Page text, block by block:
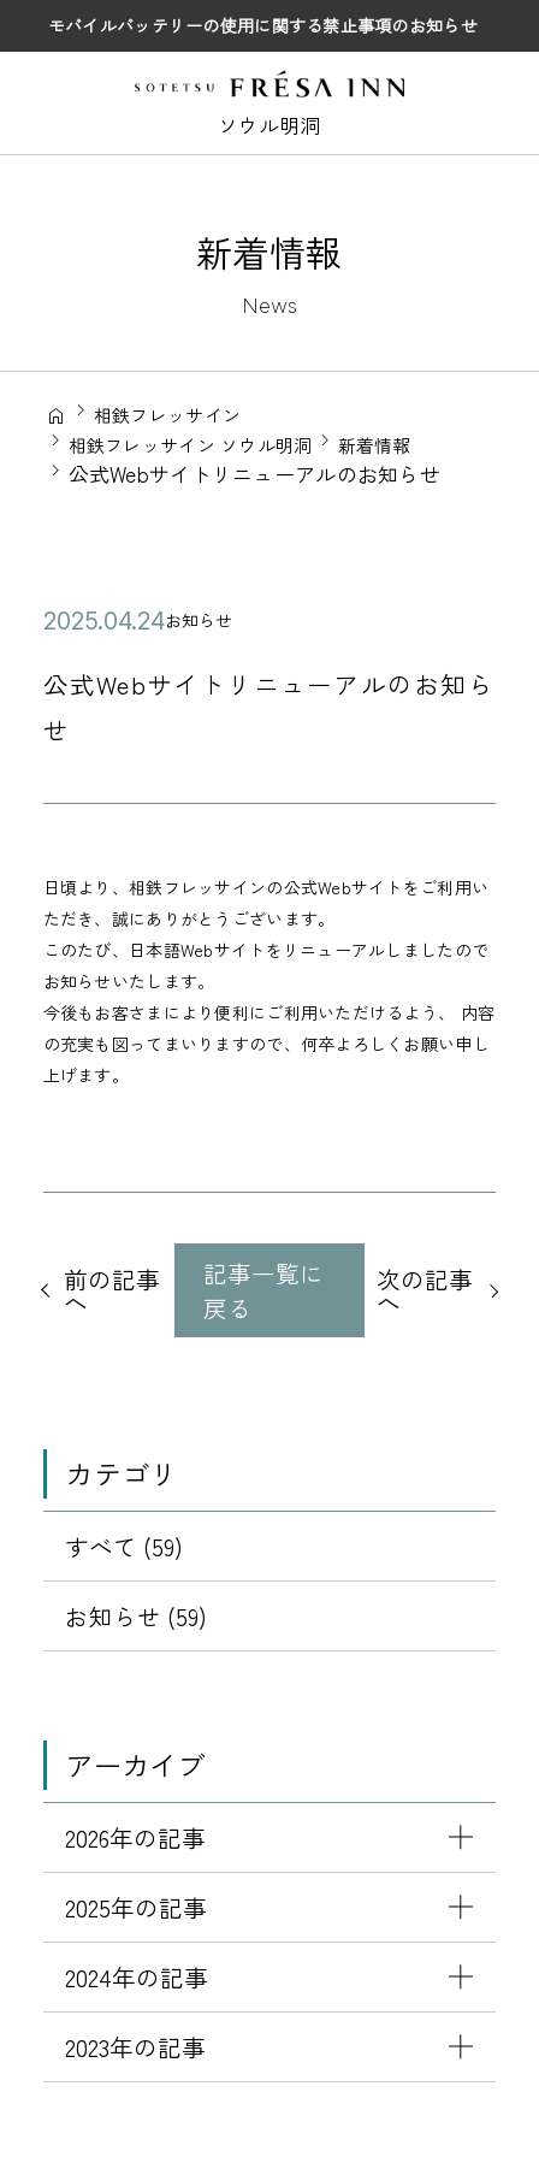
モバイルバッテリーの使用に関する禁止事項のお知らせ
ソウル明洞
新着情報
News
相鉄フレッサイン
相鉄フレッサイン ソウル明洞
新着情報
公式Webサイトリニューアルのお知らせ
公式Webサイトリニューアルのお知ら
せ
公
日
2
2
5
2
4
カ
テ
ゴ
リ
お知らせ
日頃より、相鉄フレッサインの公式Webサイトをご利用い
ただき、誠にありがとうございます。
このたび、日本語Webサイトをリニューアルしましたので
お知らせいたします。
今後もお客さまにより便利にご利用いただけるよう、 内容
の充実も図ってまいりますので、何卒よろしくお願い申し
上げます。
記
事
前の記事
へ
記事一覧に
戻る
次の記事
へ
カテゴリ
すべて (59)
お知らせ (59)
アーカイブ
2026年の記事
2025年の記事
2024年の記事
2023年の記事